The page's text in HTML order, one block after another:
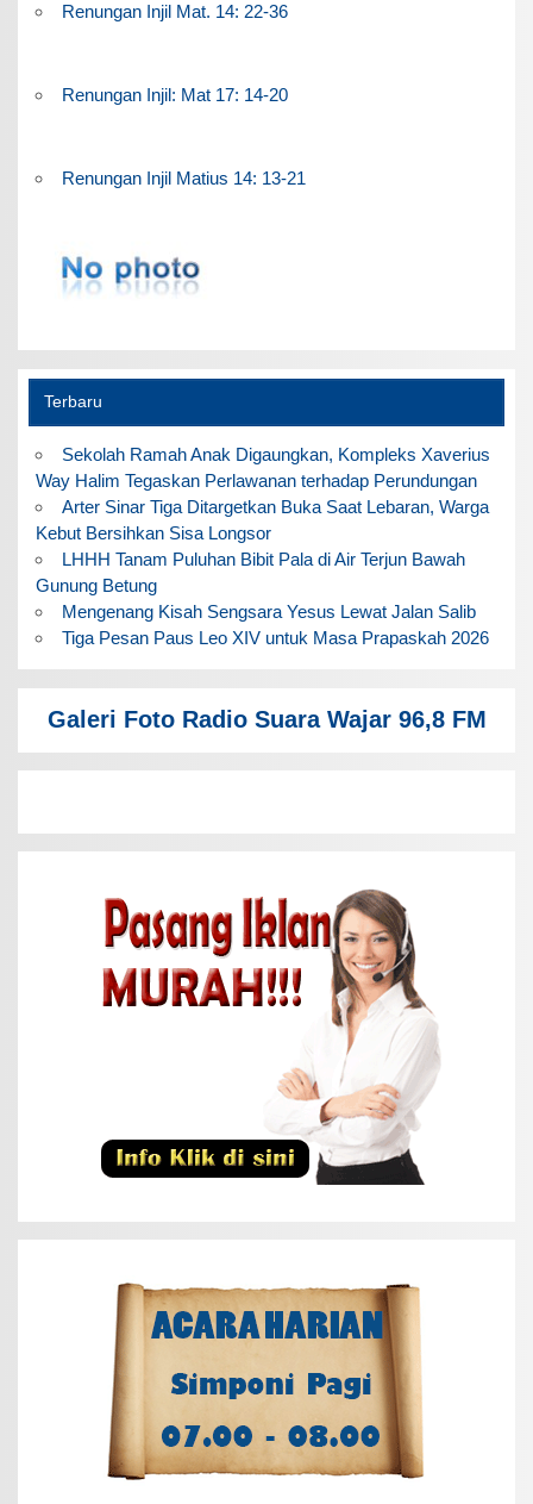
Renungan Injil Mat. 14: 22-36
Renungan Injil: Mat 17: 14-20
Renungan Injil Matius 14: 13-21
Terbaru
Sekolah Ramah Anak Digaungkan, Kompleks Xaverius
Way Halim Tegaskan Perlawanan terhadap Perundungan
Arter Sinar Tiga Ditargetkan Buka Saat Lebaran, Warga
Kebut Bersihkan Sisa Longsor
LHHH Tanam Puluhan Bibit Pala di Air Terjun Bawah
Gunung Betung
Mengenang Kisah Sengsara Yesus Lewat Jalan Salib
Tiga Pesan Paus Leo XIV untuk Masa Prapaskah 2026
Galeri Foto Radio Suara Wajar 96,8 FM